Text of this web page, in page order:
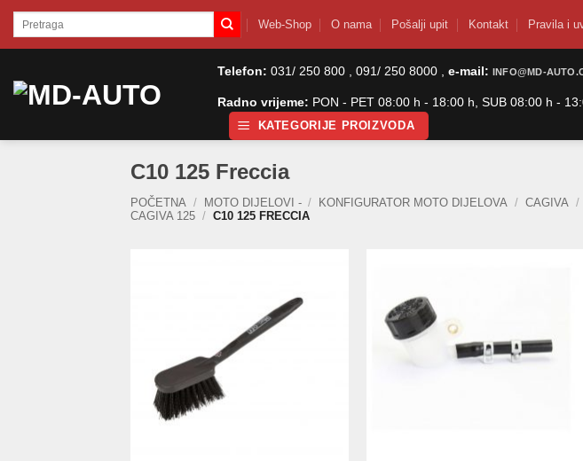
SkipPretraži: Web-Shop O nama Pošalji upit Kontakt Pravila i
Telefon: 031/ 250 800 , 091/ 250 8000 , e-mail: INFO@MD-
Radno vrijeme: PON - PET 08:00 h - 18:00 h, SUB 08:00 h -
KATEGORIJE PROIZVODA
C10 125 Freccia
POČETNA / MOTO DIJELOVI - / KONFIGURATOR MOTO DIJELOVA / CAGIVA /
CAGIVA 125 / C10 125 FRECCIA